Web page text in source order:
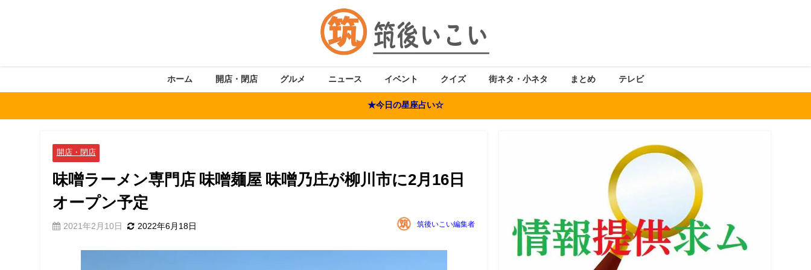
ホーム 開店・閉店 グルメ ニュース イベント クイズ 街ネタ・小ネタ まとめ テレビ
★今日の星座占い☆
開店・閉店
味噌ラーメン専門店 味噌麺屋 味噌乃庄が柳川市に2月16日
オープン予定
2021年2月10日 2022年6月18日 筑後いこい編集者